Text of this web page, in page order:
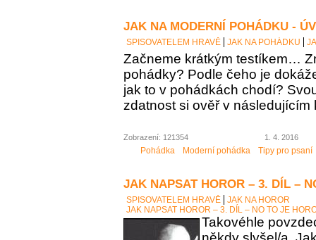
JAK NA MODERNÍ POHÁDKU -
SPISOVATELEM HRAVĚ JAK NA POHÁDKU
Začneme krátkým testíkem…
pohádky? Podle čeho je
jak to v pohádkách chodí?
zdatnost si ověř v následujícím
Zobrazení: 121354 1. 4. 2016
Pohádka Moderní pohádka Tipy pro psaní
JAK NAPSAT HOROR – 3. DÍL –
SPISOVATELEM HRAVĚ
JAK NA HOROR
JAK NAPSAT HOROR – 3. DÍL – NO TO JE
Takovéhle